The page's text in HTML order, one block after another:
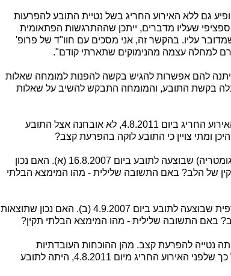
גם ללא האירוע החריג בשל נטיית התובע להפרעות
שעליו מדברים, ייתכן שההתרגשות הפתאומית
עליו. בהקשר זה, אני מסכים עם חוו"ד של פרופ'
גרם למחלה עצמה מהנימוקים שתארתי קודם".
להם אפשרות להגיש בקשה להפנות למומחה שאלות
מיום 11.6.14 התקבלה בקשת התובע, והמומחה התבקש להשיב על שאלות
"א. האם נכון הדבר שעד להתרחשות האירוע החריג ביום 4.8.2011, לא אובחנה אצל התובע
ומתי צויין כי התובע לוקה בהפרעת קצב?
ב. מצורפות תוצאות בדיקת מאמץ (ארגומטריה) שבוצעה לתובע ביום 16.8.2007 (א). האם נכון
של הלב? באם התשובה שלילית - מהו המימצא הבלתי
ג. מצורפות תוצאות בדיקה אקוקרדיוגרפית שבוצעה לתובע ביום 4.9.2007 (ב). האם נכון שתוצאות
באם התשובה שלילית - מהו המימצא הבלתי תקין?
נטייה להפרעת קצב. מהן ההוכחות העובדתיות
הפוזיטיביות שהיו בפניך, המצביעות על כך שלפני האירוע החריג מיום 4.8.2011, היתה לתובע